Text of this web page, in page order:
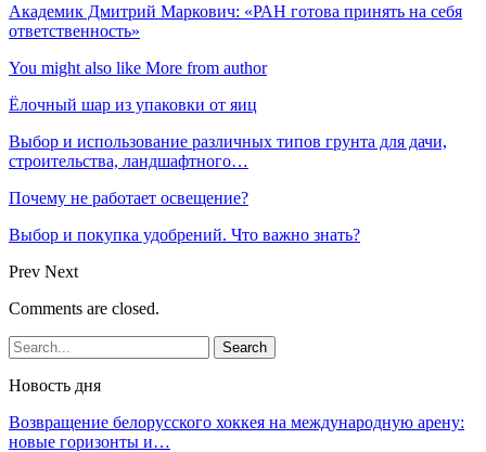
Академик Дмитрий Маркович: «РАН готова принять на себя
ответственность»
You might also like More from author
Ёлочный шар из упаковки от яиц
Выбор и использование различных типов грунта для дачи,
строительства, ландшафтного…
Почему не работает освещение?
Выбор и покупка удобрений. Что важно знать?
Prev Next
Comments are closed.
Новость дня
Возвращение белорусского хоккея на международную арену:
новые горизонты и…